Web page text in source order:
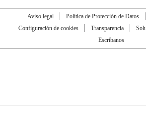
Aviso legal Política de Protección de Datos
Configuración de cookies
Transparencia
Escríbanos